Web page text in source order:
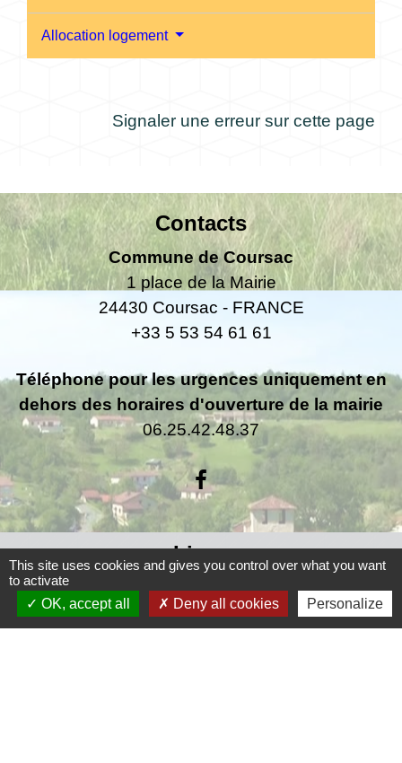
Allocation logement
Signaler une erreur sur cette page
Contacts
Commune de Coursac
1 place de la Mairie
24430 Coursac - FRANCE
+33 5 53 54 61 61
Téléphone pour les urgences uniquement en
dehors des horaires d'ouverture de la mairie
06.25.42.48.37
Liens
Grand Périgueux
SMD3
This site uses cookies and gives you control over what you want
to activate
OK, accept all
Deny all cookies Personalize